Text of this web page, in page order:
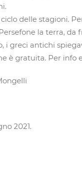
delle stagioni.
la terra,
i greci antichi
è gratuita. Per info
2021.